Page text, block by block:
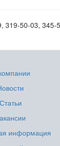
50-03, 345-
Статьи
информация